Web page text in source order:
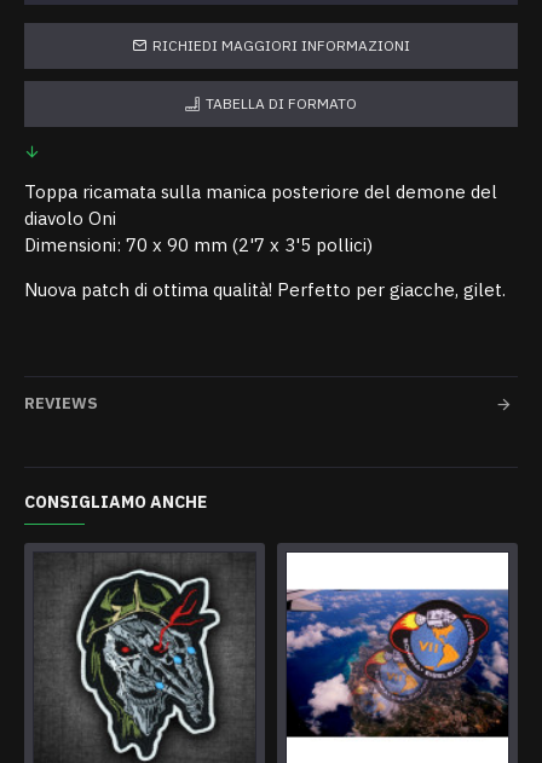
RICHIEDI MAGGIORI INFORMAZIONI
TABELLA DI FORMATO
Toppa ricamata sulla manica posteriore del demone del
diavolo Oni
Dimensioni: 70 x 90 mm (2'7 x 3'5 pollici)
Nuova patch di ottima qualità! Perfetto per giacche, gilet.
REVIEWS
CONSIGLIAMO ANCHE